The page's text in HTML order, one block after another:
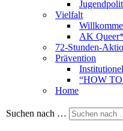
Vielfalt
AK Queer*
72-Stunden-
Prävention
“HOW
Home
Suchen nach …